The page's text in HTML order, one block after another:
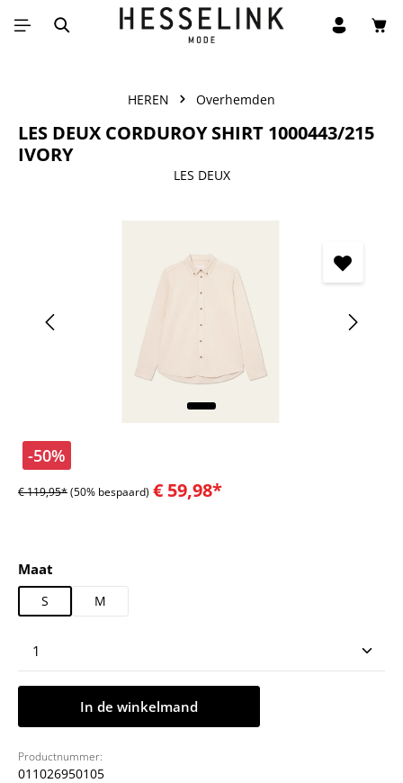
Ga naar de hoofdinhoud
HEREN Overhemden
LES DEUX CORDUROY SHIRT 1000443/215
IVORY
LES DEUX
-50%
€ 119,95*(50% bespaard) € 59,98*
Selecteer
Maat
S M
Producthoeveelheid: Voer de gewenste
In de winkelmand
Productnummer:
011026950105